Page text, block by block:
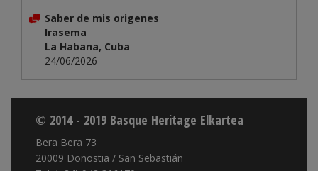
Saber de mis origenes
Irasema
La Habana, Cuba
24/06/2026
© 2014 - 2019 Basque Heritage Elkartea
Bera Bera 73
20009 Donostia / San Sebastián